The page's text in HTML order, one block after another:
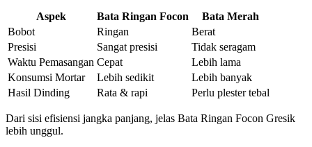
Aspek Bata Ringan Focon
Bata Merah
Bobot
Ringan
Berat
Presisi
Sangat presisi
Tidak seragam
Waktu Pemasangan Cepat
Lebih lama
Konsumsi Mortar
Lebih sedikit
Lebih banyak
Hasil Dinding
Rata & rapi Perlu plester tebal
Dari sisi efisiensi jangka panjang, jelas Bata Ringan Focon Gresik
lebih unggul.